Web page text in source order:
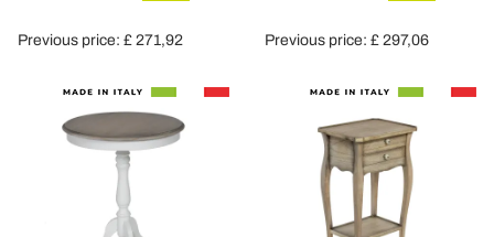
Previous price: £ 271,92 Previous price: £ 297,06